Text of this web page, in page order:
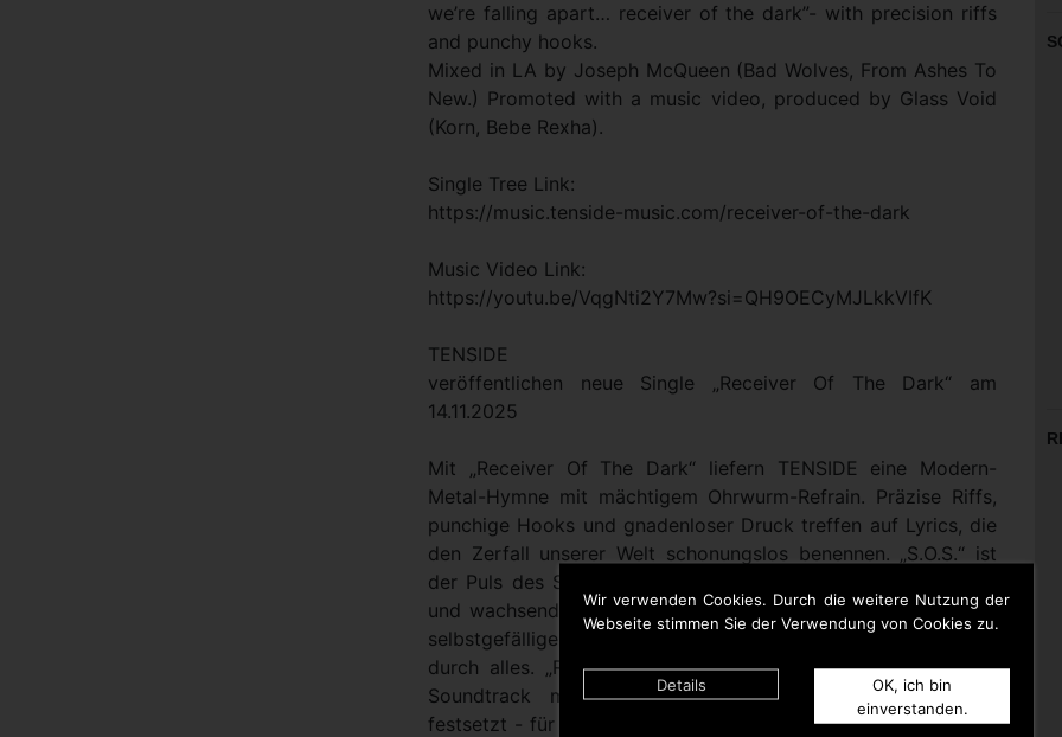
Wir verwenden Cookies. Durch die weitere Nutzung der
Webseite stimmen Sie der Verwendung von Cookies zu.
Details
OK, ich bin
einverstanden.
we’re falling apart… receiver of the dark”- with precision riffs
and punchy hooks.
Mixed in LA by Joseph McQueen (Bad Wolves, From Ashes To
New.) Promoted with a music video, produced by Glass Void
(Korn, Bebe Rexha).
Single Tree Link:
https://music.tenside-music.com/receiver-of-the-dark
Music Video Link:
https://youtu.be/VqgNti2Y7Mw?si=QH9OECyMJLkkVIfK
TENSIDE
veröffentlichen neue Single „Receiver Of The Dark“ am
14.11.2025
Mit „Receiver Of The Dark“ liefern TENSIDE eine Modern-
Metal-Hymne mit mächtigem Ohrwurm-Refrain. Präzise Riffs,
punchige Hooks und gnadenloser Druck treffen auf Lyrics, die
den Zerfall unserer Welt schonungslos benennen. „S.O.S.“ ist
der Puls des Songs - und der unserer Zeit. Zwischen Kriegen
und wachsender Entfremdung steht blanke Hilflosigkeit neben
selbstgefälligem Glanz. Dieses Ungleichgewicht frisst sich
durch alles. „Receiver Of The Dark“ ist der kompromisslose
Soundtrack mit einem Refrain, der sich unausweichlich
festsetzt - für Zeiten, in denen die Risse größer werden. Oder,